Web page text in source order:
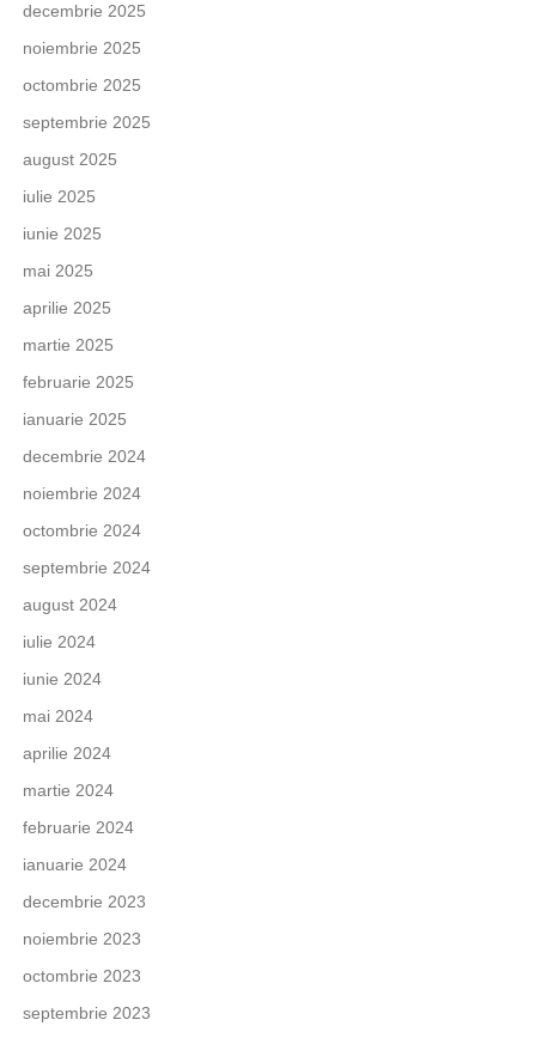
decembrie 2025
noiembrie 2025
octombrie 2025
septembrie 2025
august 2025
iulie 2025
iunie 2025
mai 2025
aprilie 2025
martie 2025
februarie 2025
ianuarie 2025
decembrie 2024
noiembrie 2024
octombrie 2024
septembrie 2024
august 2024
iulie 2024
iunie 2024
mai 2024
aprilie 2024
martie 2024
februarie 2024
ianuarie 2024
decembrie 2023
noiembrie 2023
octombrie 2023
septembrie 2023